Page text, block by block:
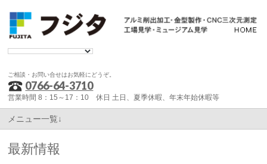
ご相談・お問い合せはお気軽にどうぞ。
0766-64-3710
営業時間 8：15～17：10 休日 土日、夏季休暇、年末年始休暇等
メニュー一覧↓
最新情報